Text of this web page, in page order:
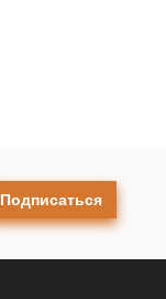
Подписаться